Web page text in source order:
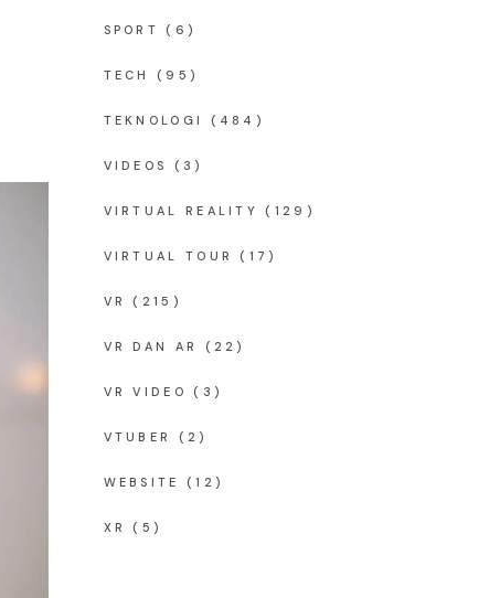
SPORT (6)
TECH (95)
TEKNOLOGI (484)
VIDEOS (3)
VIRTUAL REALITY (129)
VIRTUAL TOUR (17)
VR (215)
VR DAN AR (22)
VR VIDEO (3)
VTUBER (2)
WEBSITE (12)
XR (5)